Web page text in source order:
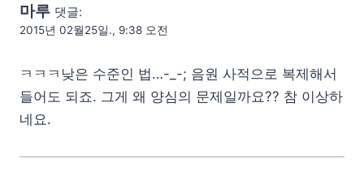
마루 댓글:
2015년 02월25일., 9:38 오전
ㅋㅋㅋ낮은 수준인 법…-_-; 음원 사적으로 복제해서
들어도 되죠. 그게 왜 양심의 문제일까요?? 참 이상하
네요.